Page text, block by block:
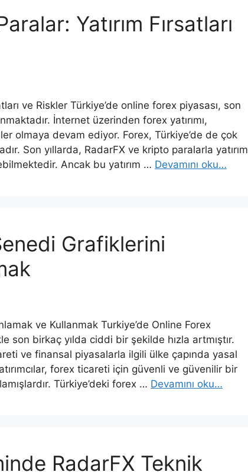
Yatırım Fırsatları
ve Riskler Türkiye’de online forex piyasası, son
İnternet üzerinden forex yatırımı,
olmaya devam ediyor. Forex, Türkiye’de de çok
Son yıllarda, RadarFX ve kripto paralarla yatırım
Ancak bu yatırım … Devamını oku…
Grafiklerini
ve Kullanmak Turkiye’de Online Forex
son birkaç yılda ciddi bir şekilde hızla artmıştır.
ve finansal piyasalarla ilgili ülke çapında yasal
forex ticareti için güvenli ve güvenilir bir
Türkiye’deki forex … Devamını oku…
RadarFX Teknik